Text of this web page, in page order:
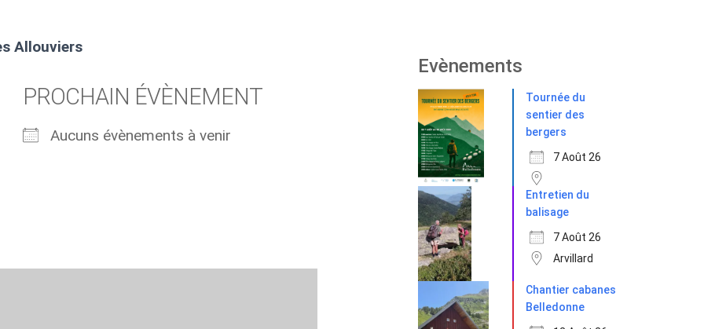
Allouviers
PROCHAIN ÉVÈNEMENT
Aucuns évènements à venir
Evènements
Tournée du
sentier des
bergers
7 Août 26
Entretien du
balisage
7 Août 26
Arvillard
Chantier cabanes
Belledonne